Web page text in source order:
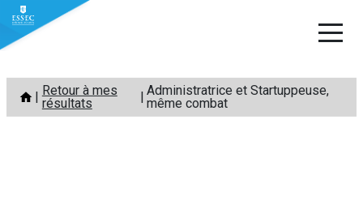
Aller
contenu
Retour à mes
résultats
Administratrice et Startuppeuse,
même combat